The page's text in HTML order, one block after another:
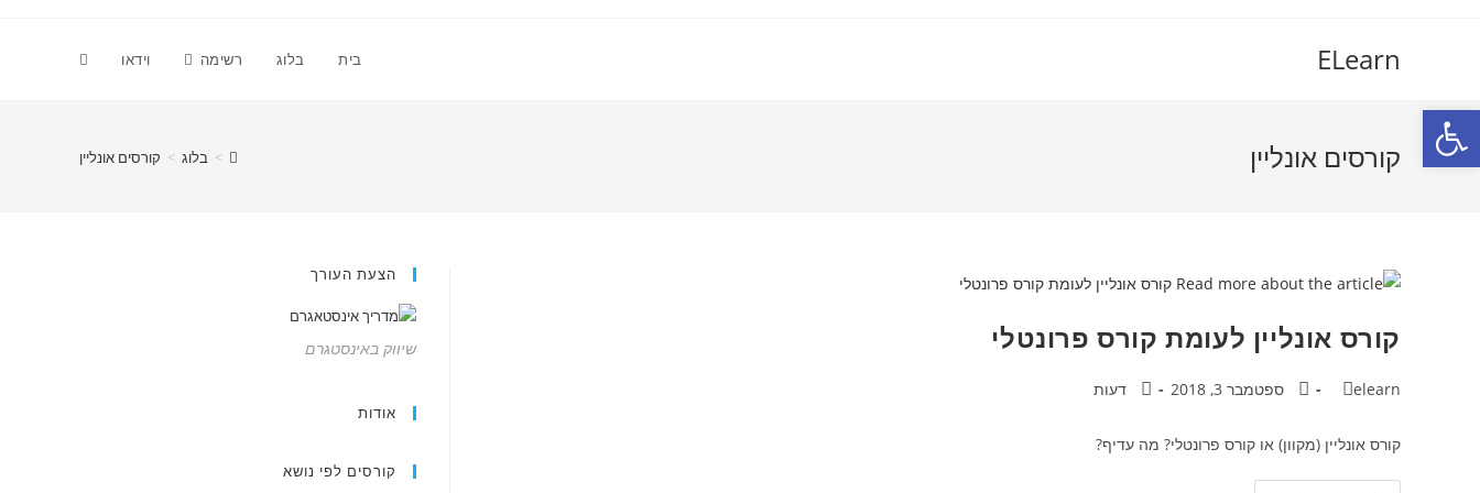
ELearn בית בלוג רשימה וידאו Toggle
קורסים אונליין > בלוג > קורסים אונליין
קורס אונליין לעומת קורס פרונטלי
מחבר:
elearn פורסם:ספטמבר 3, 2018 קטגוריה:
דעות
קורס אונליין (מקוון) או קורס פרונטלי? מה עדיף?
הצעת העורך
שיווק באינסטגרם
אודות
קורסים לפי נושא
פתח סרגל נגישות